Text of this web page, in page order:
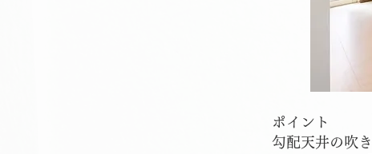
ポイント
勾配天井の吹